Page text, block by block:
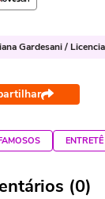
Gardesani /
ENTRETÊ
(0)